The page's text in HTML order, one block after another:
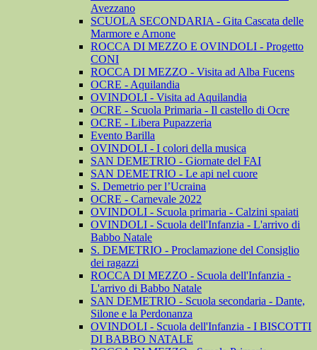
Avezzano
SCUOLA SECONDARIA - Gita Cascata delle
Marmore e Arnone
ROCCA DI MEZZO E OVINDOLI - Progetto
CONI
ROCCA DI MEZZO - Visita ad Alba Fucens
OCRE - Aquilandia
OVINDOLI - Visita ad Aquilandia
OCRE - Scuola Primaria - Il castello di Ocre
OCRE - Libera Pupazzeria
Evento Barilla
OVINDOLI - I colori della musica
SAN DEMETRIO - Giornate del FAI
SAN DEMETRIO - Le api nel cuore
S. Demetrio per l’Ucraina
OCRE - Carnevale 2022
OVINDOLI - Scuola primaria - Calzini spaiati
OVINDOLI - Scuola dell'Infanzia - L'arrivo di
Babbo Natale
S. DEMETRIO - Proclamazione del Consiglio
dei ragazzi
ROCCA DI MEZZO - Scuola dell'Infanzia -
L'arrivo di Babbo Natale
SAN DEMETRIO - Scuola secondaria - Dante,
Silone e la Perdonanza
OVINDOLI - Scuola dell'Infanzia - I BISCOTTI
DI BABBO NATALE